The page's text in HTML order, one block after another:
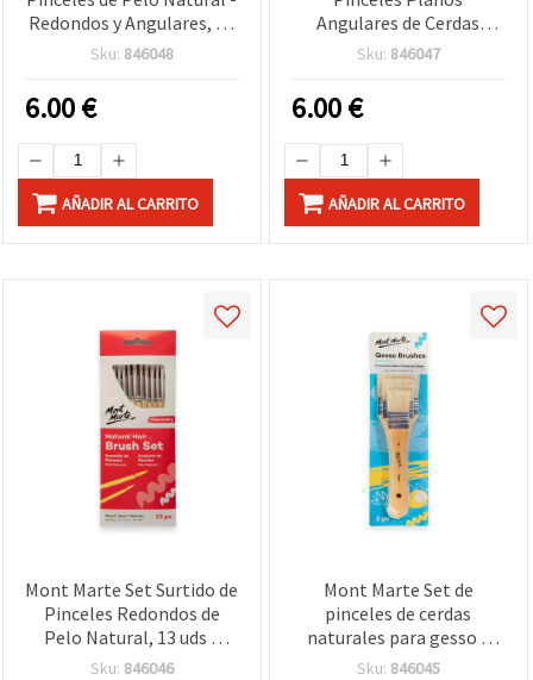
Redondos y Angulares, 13
piezas
Sku: 846048
6.00€
AÑADIR AL CARRITO
Angulares de Cerdas
Naturales, 13 uds -
Arte y Manualidades
Sku: 846047
6.00€
AÑADIR AL CARRITO
Mont Marte Set Surtido de
Pinceles Redondos de
Pelo Natural, 13 uds –
Cerdas Naturales
Sku: 846046
Mont Marte Set de
pinceles de cerdas
naturales para gesso y
manualidades, tamaños 2,
Sku: 846045